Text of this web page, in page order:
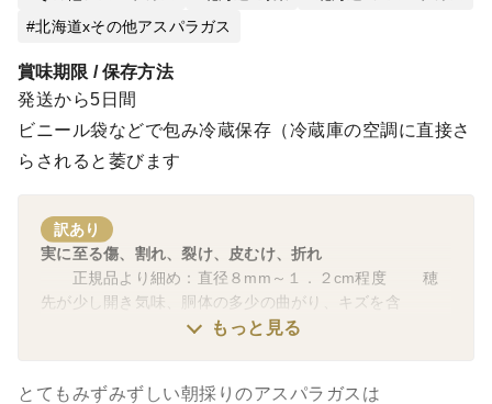
北海道xその他アスパラガス
賞味期限 / 保存方法
発送から5日間
ビニール袋などで包み冷蔵保存（冷蔵庫の空調に直接さ
らされると萎びます
訳あり
実に至る傷、割れ、裂け、皮むけ、折れ
正規品より細め：直径８mm～１．２cm程度 穂
先が少し開き気味、胴体の多少の曲がり、キズを含
む・・・これらは直径１．２cm以上の物も含まれます。
もっと見る
とてもみずみずしい朝採りのアスパラガスは